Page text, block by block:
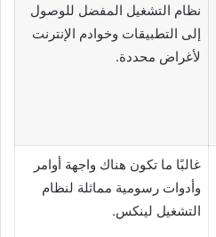
نظام التشغيل المفضل للوصول
إلى التطبيقات وخوادم الإنترنت
لأغراض محددة.
غالبًا ما تكون هناك واجهة أوامر
وأدوات رسومية مماثلة لنظام
التشغيل لينكس.